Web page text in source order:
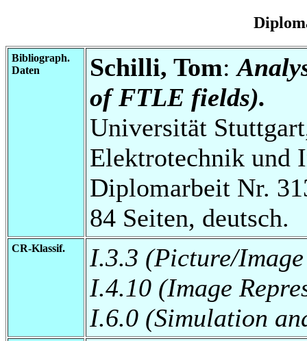
Bibliograph.
Daten
Schilli, Tom:
of FTLE fields).
Universität
Elektrotechnik und
Diplomarbeit Nr.
84 Seiten, deutsch.
CR-Klassif.
I.3.3 (Picture/
I.4.10 (Image
I.6.0 (Simulation